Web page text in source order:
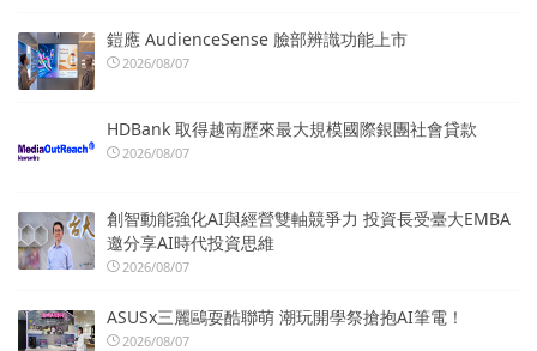
鎧應 AudienceSense 臉部辨識功能上市
2026/08/07
HDBank 取得越南歷來最大規模國際銀團社會貸款
2026/08/07
創智動能強化AI與經營雙軸競爭力 投資長受臺大EMBA
邀分享AI時代投資思維
2026/08/07
ASUSx三麗鷗耍酷聯萌 潮玩開學祭搶抱AI筆電！
2026/08/07